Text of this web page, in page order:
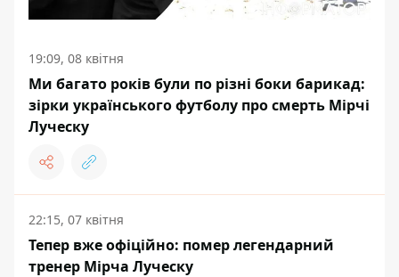
19:09, 08 квітня
Ми багато років були по різні боки барикад:
зірки українського футболу про смерть Мірчі
Луческу
22:15, 07 квітня
Тепер вже офіційно: помер легендарний
тренер Мірча Луческу